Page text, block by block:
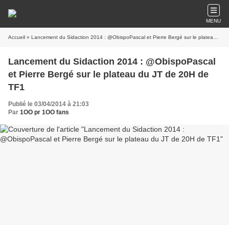
MENU
Accueil » Lancement du Sidaction 2014 : @ObispoPascal et Pierre Bergé sur le plateau du JT de 20H de TF1
Lancement du Sidaction 2014 : @ObispoPascal
et Pierre Bergé sur le plateau du JT de 20H de
TF1
Publié le 03/04/2014 à 21:03
Par 1OO pr 1OO fans